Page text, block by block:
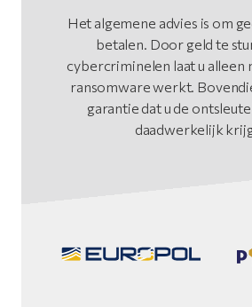
Het algemene advies is om
betalen. Door geld te
cybercriminelen laat u alleen
ransomware werkt.
garantie dat u de
daadwerkelijk